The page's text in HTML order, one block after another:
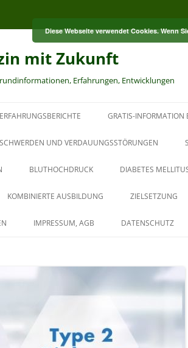
mit Zukunft
Erfahrungen, Entwicklungen
ERFAHRUNGSBERICHTE GRATIS-INFORMATION
UND VERDAUUNGSSTÖRUNGEN
BLUTHOCHDRUCK DIABETES
KOMBINIERTE AUSBILDUNG
AUS DER PAUL-SCHMIDT-
FORTBILDUNG
ZIELSETZUNG
IMPRESSUM, AGB DATENSCHUTZ
Diese Webseite verwendet Cookies. Wenn